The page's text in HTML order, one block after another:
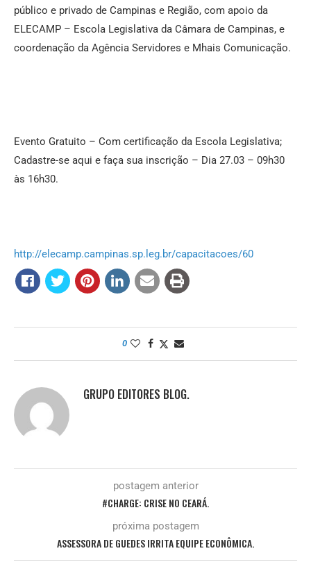
público e privado de Campinas e Região, com apoio da
ELECAMP – Escola Legislativa da Câmara de Campinas, e
coordenação da Agência Servidores e Mhais Comunicação.
Evento Gratuito – Com certificação da Escola Legislativa;
Cadastre-se aqui e faça sua inscrição – Dia 27.03 – 09h30
às 16h30.
http://elecamp.campinas.sp. leg.br/capacitacoes/60
0
GRUPO EDITORES BLOG.
postagem anterior
#CHARGE: CRISE NO CEARÁ.
próxima postagem
ASSESSORA DE GUEDES IRRITA EQUIPE ECONÔMICA.